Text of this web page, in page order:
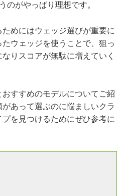
のがやっぱり理想です。
めにはウェッジ選びが重要に
ウェッジを使うことで、狙っ
りスコアが無駄に増えていく
すすめのモデルについてご紹
あって選ぶのに悩ましいクラ
を見つけるためにぜひ参考に